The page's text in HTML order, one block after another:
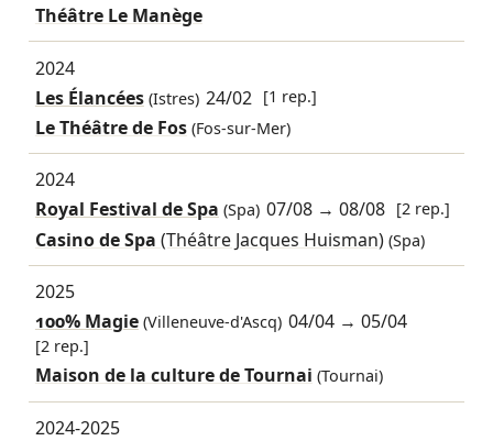
Théâtre Le Manège
2024
Les Élancées(Istres) 24/02 [1 rep.]
Le Théâtre de Fos (Fos-sur-Mer)
2024
Royal Festival de Spa (Spa) 07/08 →08/08 [2 rep.]
Casino de Spa (Théâtre Jacques Huisman) (Spa)
2025
100% Magie(Villeneuve-d'Ascq) 04/04 →05/04
[2 rep.]
Maison de la culture de Tournai (Tournai)
2024-2025